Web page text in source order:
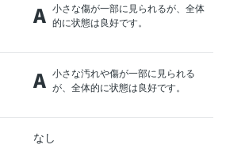
A 小さな傷が一部に見られるが、全体
的に状態は良好です。
A 小さな汚れや傷が一部に見られる
が、全体的に状態は良好です。
なし